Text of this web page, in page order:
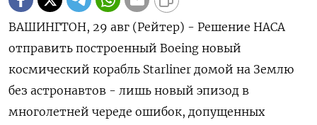
ВАШИНГТОН, 29 авг (Рейтер) - Решение НАСА
отправить построенный Boeing новый
космический корабль Starliner домой на Землю
без астронавтов - лишь новый эпизод в
многолетней череде ошибок, допущенных